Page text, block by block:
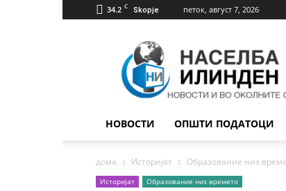
34.2 C Skopje петок, август 7, 2026
Илинден
НОВОСТИ ОПШТИ ПОДАТОЦИ
дома Историјат Образование низ
Историјат Образование низ времето